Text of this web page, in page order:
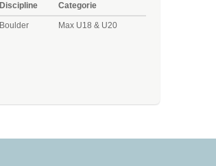
Discipline Categorie
Boulder Max U18 & U20